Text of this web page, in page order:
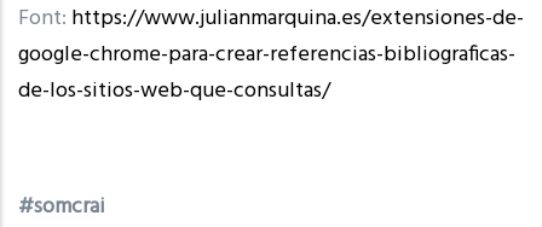
Font: https://www.julianmarquina.es/extensiones-de-
google-chrome-para-crear-referencias-bibliograficas-
de-los-sitios-web-que-consultas/
#somcrai